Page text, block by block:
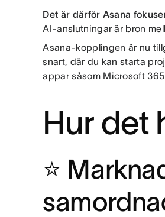
Det är därför Asana
AI-anslutningar är bron
Asana-kopplingen är nu
snart, där du kan starta
appar såsom Microsoft
Hur det
⭐